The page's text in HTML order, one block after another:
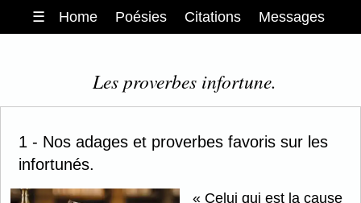
☰ Home Poésies Citations Messages
Les proverbes infortune.
1 - Nos adages et proverbes favoris sur les
infortunés.
Celui qui est la cause